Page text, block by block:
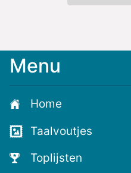
Meld
voor
de
nieuwste
voutjes
en
Menu
Home
Taalvoutjes
Toplijsten